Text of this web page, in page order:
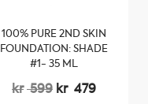
100% PURE 2ND SKIN
FOUNDATION: SHADE
#1- 35 ML
kr599 Opprinnelig
kr 479